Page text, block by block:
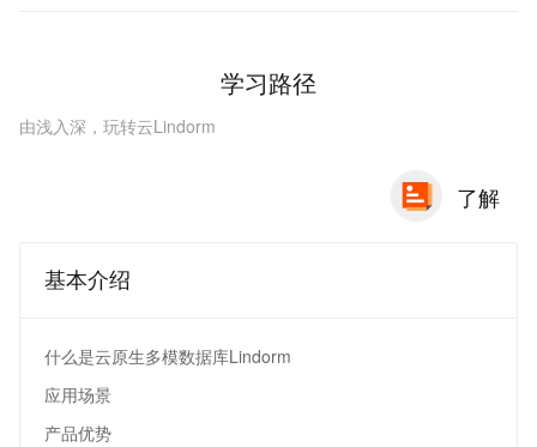
学习路径
由浅入深，玩转云Lindorm
了解
基本介绍
什么是云原生多模数据库Lindorm
应用场景
产品优势